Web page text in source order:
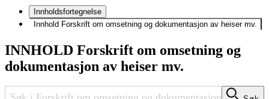
Innholdsfortegnelse
Innhold Forskrift om omsetning og dokumentasjon av heiser mv.
INNHOLD Forskrift om omsetning og
dokumentasjon av heiser mv.